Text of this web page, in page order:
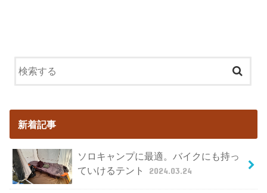
新着記事
ソロキャンプに最適。バイクにも持っ
ていけるテント
2024.03.24